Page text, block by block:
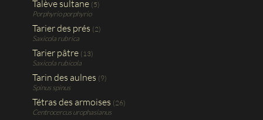
Talève sultane (5)
Porphyrio porphyrio
Tarier des prés (2)
Saxicola rubrica
Tarier pâtre (13)
Saxicola rubicola
Tarin des aulnes (9)
Spinus spinus
Tétras des armoises (26)
Centrocercus urophasianus